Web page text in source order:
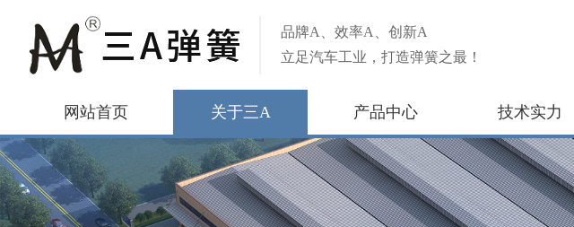
品牌A、效率A、创新A
立足汽车工业，打造弹簧之最！
网站首页 关于三A 产品中心 技术实力